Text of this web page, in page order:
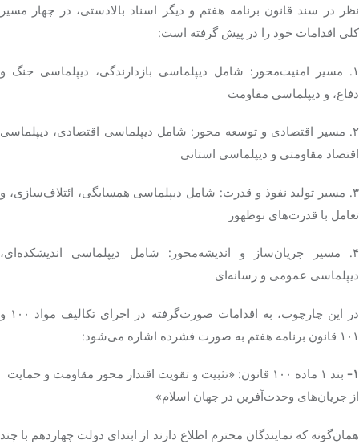
نظر در سند قانون برنامه هفتم و دیگر اسناد بالادستی، در چهار مسیر
کلی اقدامات خود را در پیش گرفته است:
۱. مسیر امنیت‌محور: شامل دیپلماسی بازدارندگی، دیپلماسی جنگ و
دفاع، و دیپلماسی مقاومت
۲. مسیر اقتصادی و توسعه محور: شامل دیپلماسی اقتصادی، دیپلماسی
اقتصاد مقاومتی و دیپلماسی استانی
۳. مسیر تولید نفوذ و قدرت: شامل دیپلماسی همسایگی، ائتلاف‌سازی، و
تعامل با قدرت‌های نوظهور
۴. مسیر جریان‌ساز و اندیشه‌محور: شامل دیپلماسی اندیشکده‌ای،
دیپلماسی عمومی و رسانه‌ای
در این چارچوب، به اقدامات صورت‌گرفته در اجرای تکالیف مواد ۱۰۰ و
۱۰۱ قانون برنامه هفتم به صورت فشرده اشاره می‌شود:
۱-
بند ۱ ماده ۱۰۰ قانون: «تثبیت و تقویت اقتدار محور مقاومت و حمایت
از جریان‌های وحدت‌آفرین در جهان اسلام»
همان‌گونه که نمایندگان محترم اطلاع دارند از ابتدای دولت چهاردهم با چند